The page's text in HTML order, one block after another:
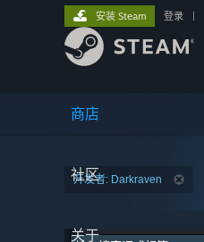
商店
社区
关于
安装 Steam 登录
开发者: Darkraven